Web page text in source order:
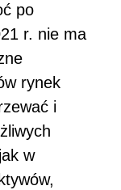
po
r. nie ma
rynek
i
w